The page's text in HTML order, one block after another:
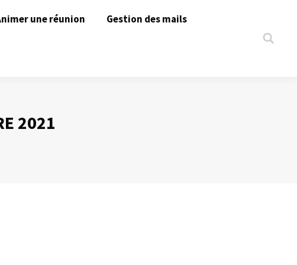
une réunion Gestion des mails
Search:
2021